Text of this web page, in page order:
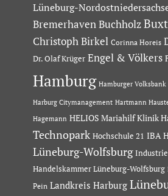
Lüneburg-
Bremerhaven Buchholz
Christoph Birkel Corinna Horeis
Dr. Olaf Krüger Engel & Völkers
Hamburg Hamburger Volksbank
Harburg Citymanagement Hartmann
Hagemann HELIOS Mariahilf Klinik
Technopark Hochschule 21 IBA
Lüneburg-Wolfsburg
Handelskammer Lüneburg-Wolfsburg
Pein Landkreis Harburg